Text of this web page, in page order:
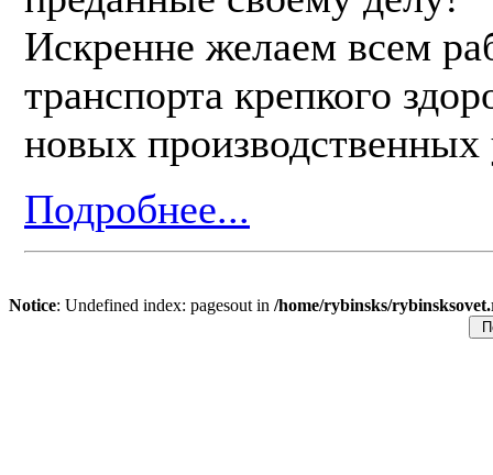
Искренне желаем всем
транспорта крепкого
новых производственных
Подробнее...
Notice: Undefined index: pagesout in /home/rybinsks/